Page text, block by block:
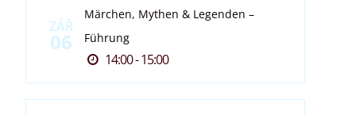
ZÁŘ
06
Märchen, Mythen & Legenden –
Führung
14:00 - 15:00